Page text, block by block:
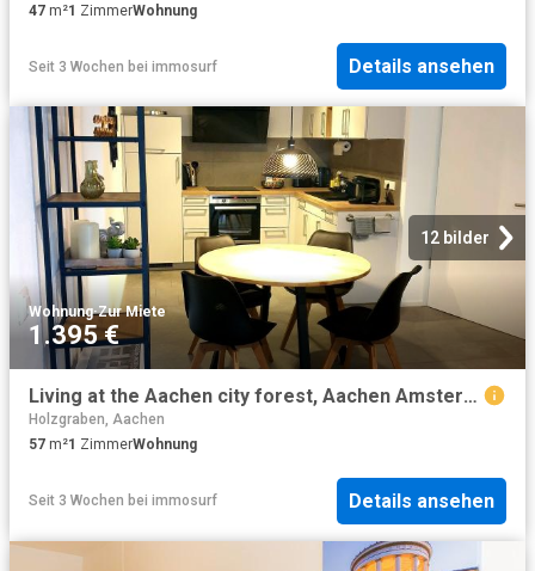
47 m²1 ZimmerWohnung
Seit 3 Wochen bei immosurf Details ansehen
12 bilder
Wohnung·Zur Miete
1.395 €
Living at the Aachen city forest, Aachen Amsterdam Apartments for Rent
Holzgraben, Aachen
57 m²1 ZimmerWohnung
Seit 3 Wochen bei immosurf Details ansehen